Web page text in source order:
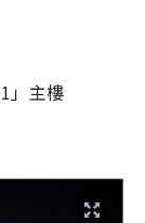
」主樓